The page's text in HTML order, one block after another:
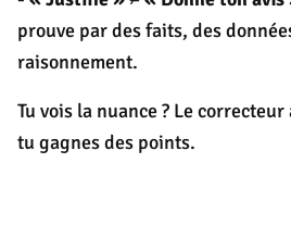
prouve par des faits, des
raisonnement.
Tu vois la nuance ? Le
tu gagnes des points.